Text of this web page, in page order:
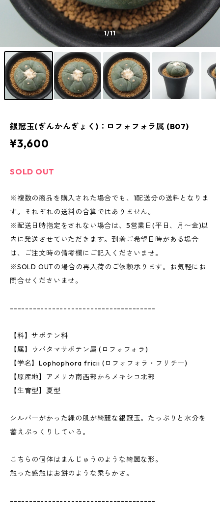
1/11
銀冠玉(ぎんかんぎょく)：ロフォフォラ属 (B07)
¥3,600
SOLD OUT
※複数の商品を購入された場合でも、1配送分の送料となりま
す。それぞれの送料の合算ではありません。
※配送日時指定をされない場合は、5営業日(平日、月〜金)以
内に発送させていただきます。到着ご希望日時がある場合
は、ご注文時の備考欄にご記入くださいませ。
※SOLD OUTの場合の再入荷のご依頼承ります。お気軽にお
問合せくださいませ。
--------------------------------------
【科】サボテン科
【属】ウバタマサボテン属 (ロフォフォラ)
【学名】Lophophora fricii (ロフォフォラ・フリチー)
【原産地】アメリカ南西部からメキシコ北部
【生育型】夏型
シルバーがかった緑の肌が綺麗な銀冠玉。たっぷりと水分を
蓄えぷっくりしている。
こちらの個体はまんじゅうのような綺麗な形。
触った感触はお餅のような柔らかさ。
--------------------------------------